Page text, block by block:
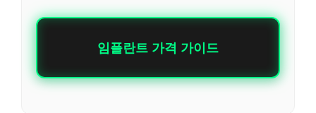
임플란트 가격 가이드